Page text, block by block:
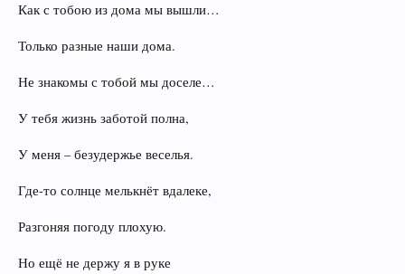
Как с тобою из дома мы вышли…
Только разные наши дома.
Не знакомы с тобой мы доселе…
У тебя жизнь заботой полна,
У меня – безудержье веселья.
Где-то солнце мелькнёт вдалеке,
Разгоняя погоду плохую.
Но ещё не держу я в руке